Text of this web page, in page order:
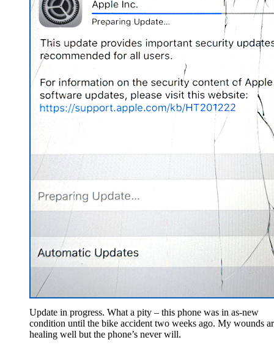
Update in progress. What a pity – this phone was in as-new
condition until the bike accident two weeks ago. My wounds
healing well but the phone’s never will.